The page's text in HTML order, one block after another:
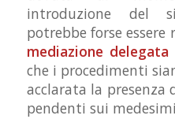
introduzione del
potrebbe forse
mediazione
che i procedimenti
acclarata la
pendenti sui